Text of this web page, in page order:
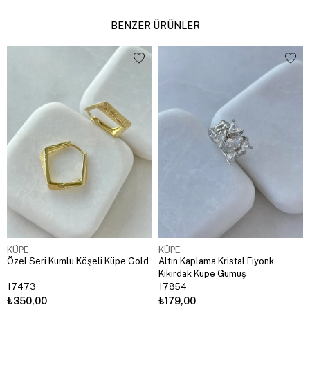
BENZER ÜRÜNLER
KÜPE
Özel Seri Kumlu Köşeli Küpe Gold
17473
₺350,00
KÜPE
Altın Kaplama Kristal Fiyonk
Kıkırdak Küpe Gümüş
17854
₺179,00